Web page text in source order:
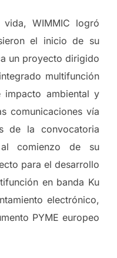
WIMMIC logró
el inicio de su
un proyecto dirigido
multifunción
ambiental y
comunicaciones vía
de la convocatoria
al comienzo de su
para el desarrollo
en banda Ku
electrónico,
PYME europeo